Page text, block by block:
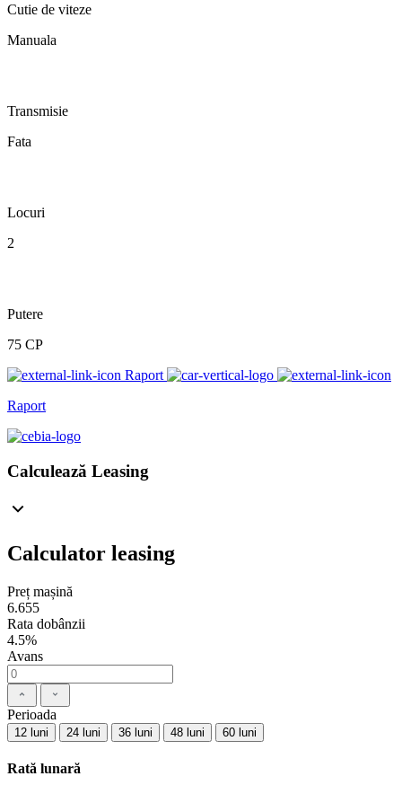
Cutie de viteze
Manuala
Transmisie
Fata
Locuri
2
Putere
75 CP
Raport
Raport
Calculează Leasing
Calculator leasing
Preț mașină
6.655
Rata dobânzii
4.5%
Avans
Perioada
12 luni 24 luni 36 luni 48 luni 60 luni
Rată lunară